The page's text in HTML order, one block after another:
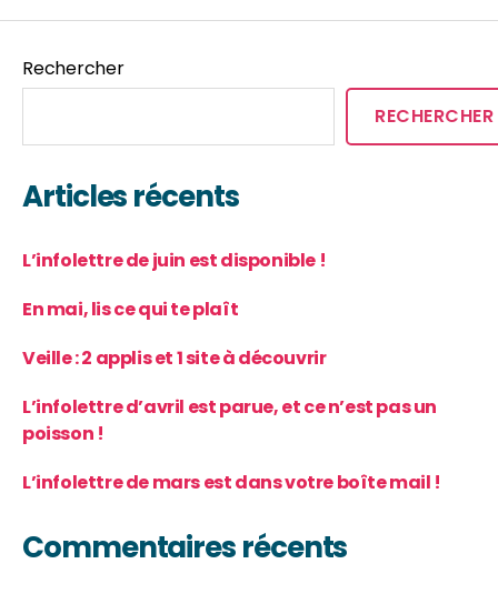
Rechercher
RECHERCHER
Articles récents
L’infolettre de juin est disponible !
En mai, lis ce qui te plaît
Veille : 2 applis et 1 site à découvrir
L’infolettre d’avril est parue, et ce n’est pas un
poisson !
L’infolettre de mars est dans votre boîte mail !
Commentaires récents